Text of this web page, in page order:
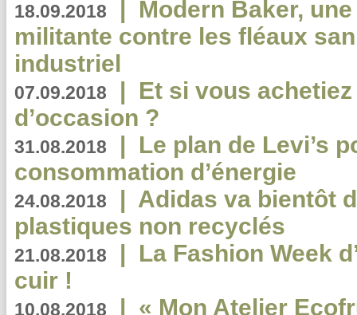
18.09.2018 | Modern Baker,
militante contre les fléaux
industriel
07.09.2018 | Et si vous
d’occasion ?
31.08.2018 | Le plan de Levi’s
consommation d’énergie
24.08.2018 | Adidas va bientôt
plastiques non recyclés
21.08.2018 | La Fashion Week
cuir !
10.08.2018 | « Mon Atelier